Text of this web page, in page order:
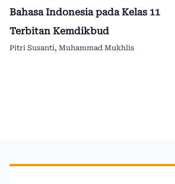
Bahasa Indonesia pada Kelas 11
Terbitan Kemdikbud
Pitri Susanti, Muhammad Mukhlis